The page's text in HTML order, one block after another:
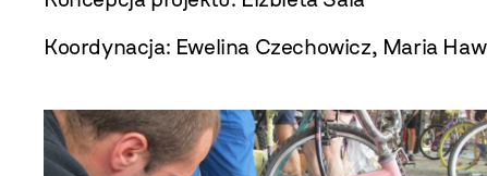
Koordynacja: Ewelina Czechowicz, Maria